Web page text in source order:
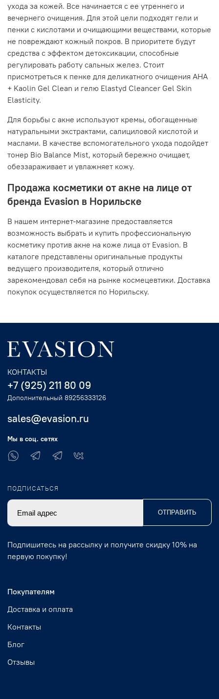
ухода за кожей. Все начинается с ее утреннего и
вечернего очищения. Для этой цели подходят гели и
пенки с кислотами и очищающими веществами, которые
не повреждают кожный покров. В приоритете будут
средства с эффектом детоксикации, способные
регулировать работу сальных желез. Стоит
присмотреться к пенке для деликатного очищения AHA
+ Kaolin Gel Clean и гелю Elastyd Cleancer Gel Skin
Elasticity.
Для борьбы с акне используют кремы, обогащенные
натуральными экстрактами, салициловой кислотой и
маслами. В качестве вспомогательного ухода подойдет
тонер Bio Balance Mist, который бережно очищает,
обеззараживает и увлажняет кожу.
Продажа косметики от акне на лице от
бренда Evasion в Норильске
В нашем интернет-магазине предоставляется
возможность выбрать и купить профессиональную
косметику против акне на коже лица от Evasion. В
каталоге представлены оригинальные продукты
ведущего производителя, который отлично
зарекомендовал себя на рынке космецевтики. Доставка
покупок осуществляется по Норильску.
Покупателям
Доставка и оплата
Контакты
Блог
Отзывы
КОНТАКТЫ
+7 (925) 211 80 09
Дополнительный 89256333126
sales@evasion.ru
Мы в соц. сетях
ПОДПИСАТЬСЯ
ОТПРАВИТЬ
Подпишитесь на рассылку и получите скидку 10% на
первую покупку!